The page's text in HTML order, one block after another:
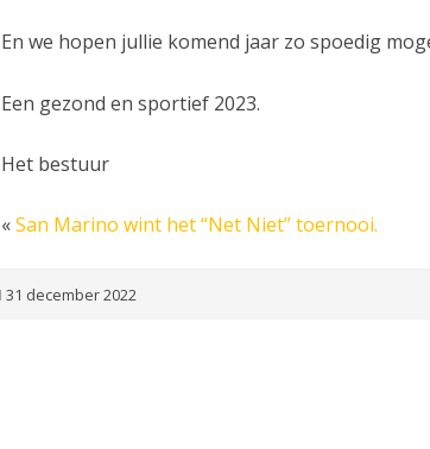
En we hopen jullie komend jaar zo spoedig
Een gezond en sportief 2023.
Het bestuur
«San Marino wint het “Net Niet” toernooi.
31 december 2022